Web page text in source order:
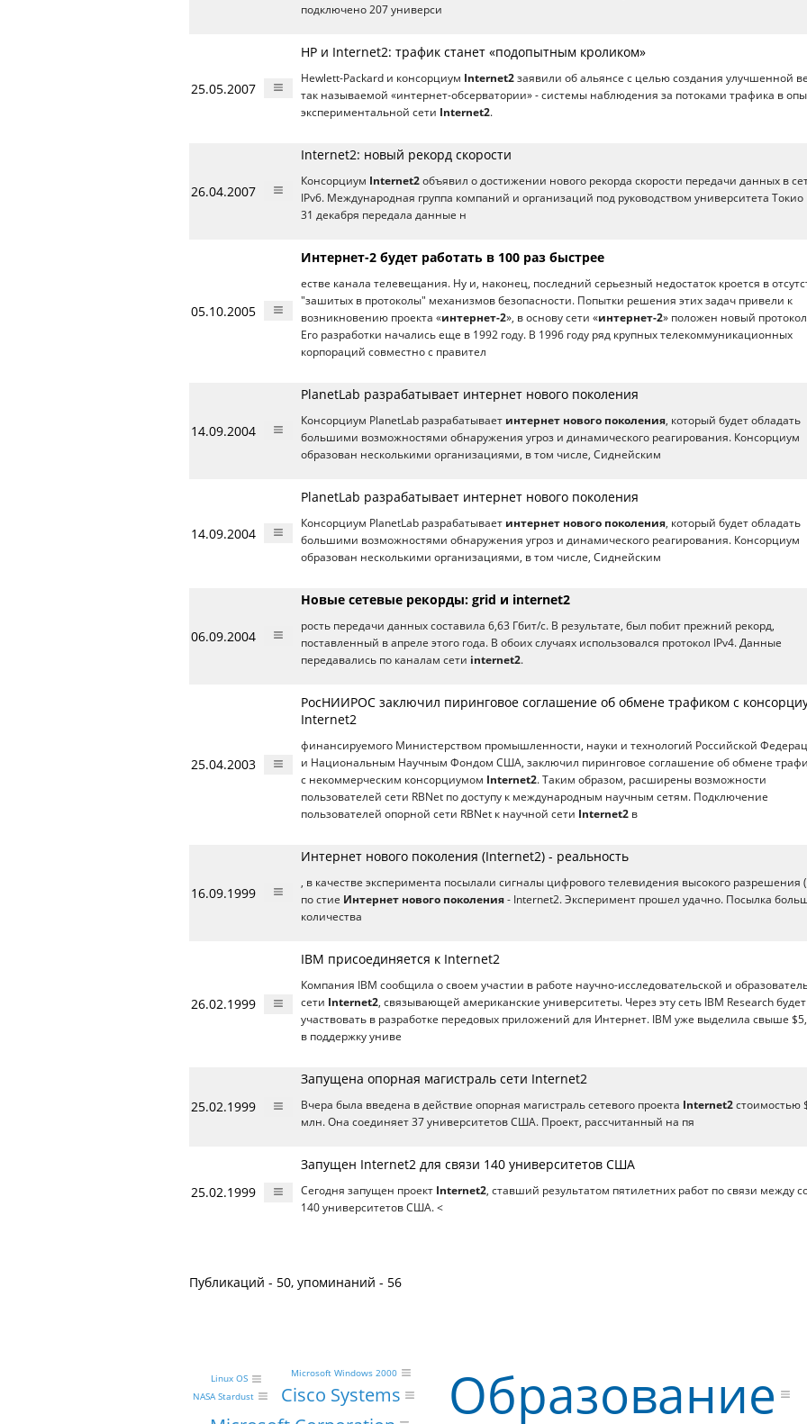
подключено 207 универси
25.05.2007
HP и Internet2: трафик станет «подопытным кроликом»
Hewlett-Packard и консорциум Internet2 заявили об альянсе с целью создания улучшенной
так называемой «интернет-обсерватории» - системы наблюдения за потоками трафика в
экспериментальной сети Internet2.
26.04.2007
Internet2: новый рекорд скорости
Консорциум Internet2 объявил о достижении нового рекорда скорости передачи данных в
IPv6. Международная группа компаний и организаций под руководством университета Токио
31 декабря передала данные н
05.10.2005
Интернет-2 будет работать в 100 раз быстрее
естве канала телевещания. Ну и, наконец, последний серьезный недостаток кроется в
"зашитых в протоколы" механизмов безопасности. Попытки решения этих задач привели к
возникновению проекта «интернет-2», в основу сети «интернет-2» положен новый протокол
Его разработки начались еще в 1992 году. В 1996 году ряд крупных телекоммуникационных
корпораций совместно с правител
14.09.2004
PlanetLab разрабатывает интернет нового поколения
Консорциум PlanetLab разрабатывает интернет нового поколения, который будет обладать
большими возможностями обнаружения угроз и динамического реагирования. Консорциум
образован несколькими организациями, в том числе, Сиднейским
14.09.2004
PlanetLab разрабатывает интернет нового поколения
Консорциум PlanetLab разрабатывает интернет нового поколения, который будет обладать
большими возможностями обнаружения угроз и динамического реагирования. Консорциум
образован несколькими организациями, в том числе, Сиднейским
06.09.2004
Новые сетевые рекорды: grid и internet2
рость передачи данных составила 6,63 Гбит/с. В результате, был побит прежний рекорд,
поставленный в апреле этого года. В обоих случаях использовался протокол IPv4. Данные
передавались по каналам сети internet2.
25.04.2003
РосНИИРОС заключил пиринговое соглашение об обмене трафиком с
Internet2
финансируемого Министерством промышленности, науки и технологий Российской
и Национальным Научным Фондом США, заключил пиринговое соглашение об обмене
с некоммерческим консорциумом Internet2. Таким образом, расширены возможности
пользователей сети RBNet по доступу к международным научным сетям. Подключение
пользователей опорной сети RBNet к научной сети Internet2 в
16.09.1999
Интернет нового поколения (Internet2) - реальность
, в качестве эксперимента посылали сигналы цифрового телевидения высокого разрешения
по стие Интернет нового поколения - Internet2. Эксперимент прошел удачно. Посылка
количества
26.02.1999
IBM присоединяется к Internet2
Компания IBM сообщила о своем участии в работе научно-исследовательской и
сети Internet2, связывающей американские университеты. Через эту сеть IBM Research будет
участвовать в разработке передовых приложений для Интернет. IBM уже выделила свыше
в поддержку униве
25.02.1999
Запущена опорная магистраль сети Internet2
Вчера была введена в действие опорная магистраль сетевого проекта Internet2 стоимостью
млн. Она соединяет 37 университетов США. Проект, рассчитанный на пя
25.02.1999
Запущен Internet2 для связи 140 университетов США
Сегодня запущен проект Internet2, ставший результатом пятилетних работ по связи между
140 университетов США. <
Публикаций - 50, упоминаний - 56
Образование
Cisco Systems
Linux OS
Microsoft Windows 2000
NASA Stardust